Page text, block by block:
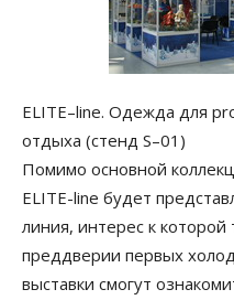
ELITE–line. Одежда для
отдыха (стенд S–01)
Помимо основной
ELITE-line будет
линия, интерес к
преддверии первых
выставки смогут